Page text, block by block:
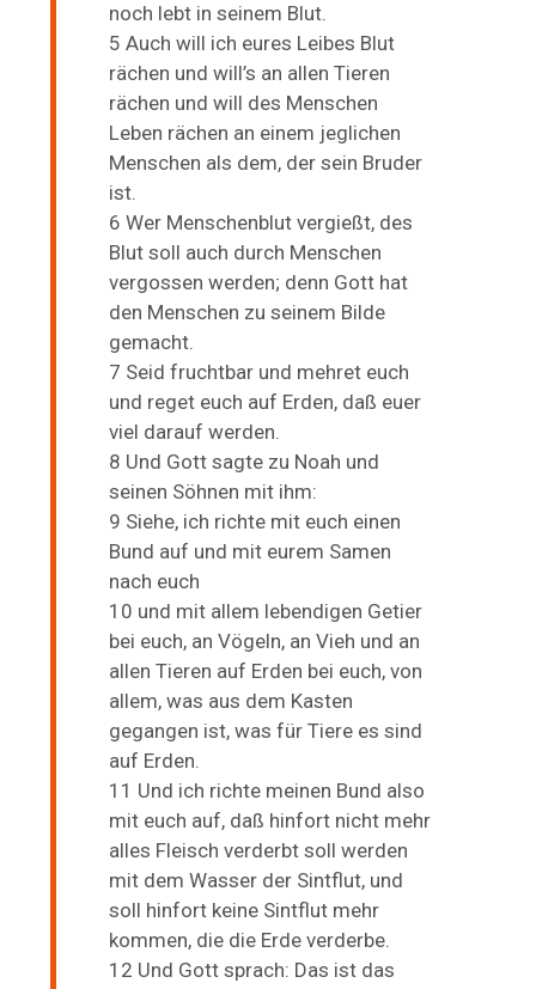
noch lebt in seinem Blut.
5 Auch will ich eures Leibes Blut
rächen und will’s an allen Tieren
rächen und will des Menschen
Leben rächen an einem jeglichen
Menschen als dem, der sein Bruder
ist.
6 Wer Menschenblut vergießt, des
Blut soll auch durch Menschen
vergossen werden; denn Gott hat
den Menschen zu seinem Bilde
gemacht.
7 Seid fruchtbar und mehret euch
und reget euch auf Erden, daß euer
viel darauf werden.
8 Und Gott sagte zu Noah und
seinen Söhnen mit ihm:
9 Siehe, ich richte mit euch einen
Bund auf und mit eurem Samen
nach euch
10 und mit allem lebendigen Getier
bei euch, an Vögeln, an Vieh und an
allen Tieren auf Erden bei euch, von
allem, was aus dem Kasten
gegangen ist, was für Tiere es sind
auf Erden.
11 Und ich richte meinen Bund also
mit euch auf, daß hinfort nicht mehr
alles Fleisch verderbt soll werden
mit dem Wasser der Sintflut, und
soll hinfort keine Sintflut mehr
kommen, die die Erde verderbe.
12 Und Gott sprach: Das ist das